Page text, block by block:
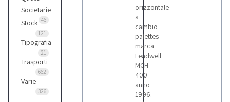
Societarie
46
Stock
121
Tipografia
21
Trasporti
662
Varie
326
orizzontale
a
cambio
palettes
marca
Leadwell
MCH-
400
anno
1996.